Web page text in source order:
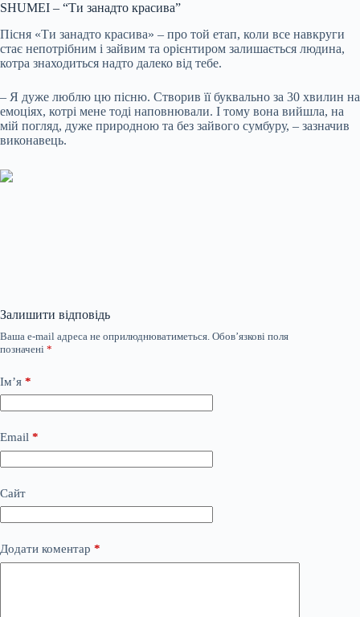
SHUMEI – “Ти занадто красива”
Пісня «Ти занадто красива» – про той етап, коли все навкруги
стає непотрібним і зайвим та орієнтиром залишається людина,
котра знаходиться надто далеко від тебе.
– Я дуже люблю цю пісню. Створив її буквально за 30 хвилин на
емоціях, котрі мене тоді наповнювали. І тому вона вийшла, на
мій погляд, дуже природною та без зайвого сумбуру, – зазначив
виконавець.
Залишити відповідь
Ваша e-mail адреса не оприлюднюватиметься. Обов’язкові поля
позначені *
Ім’я *
Email *
Сайт
Додати коментар *